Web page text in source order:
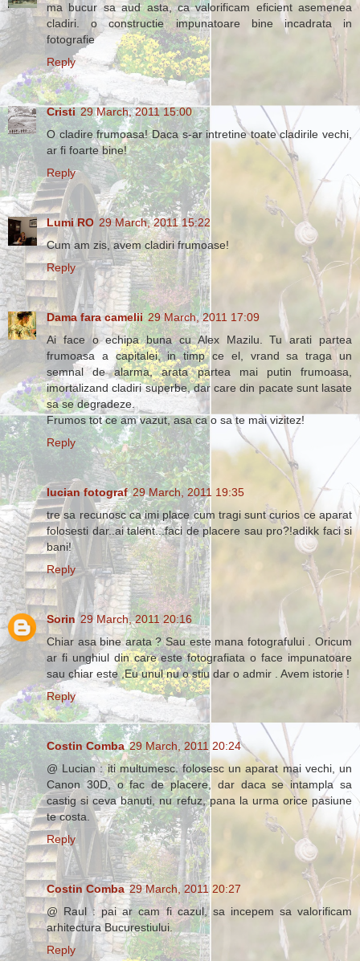
ma bucur sa aud asta, ca valorificam eficient asemenea
cladiri. o constructie impunatoare bine incadrata in
fotografie
Reply
Cristi 29 March, 2011 15:00
O cladire frumoasa! Daca s-ar intretine toate cladirile vechi,
ar fi foarte bine!
Reply
Lumi RO 29 March, 2011 15:22
Cum am zis, avem cladiri frumoase!
Reply
Dama fara camelii 29 March, 2011 17:09
Ai face o echipa buna cu Alex Mazilu. Tu arati partea
frumoasa a capitalei, in timp ce el, vrand sa traga un
semnal de alarma, arata partea mai putin frumoasa,
imortalizand cladiri superbe, dar care din pacate sunt lasate
sa se degradeze.
Frumos tot ce am vazut, asa ca o sa te mai vizitez!
Reply
lucian fotograf 29 March, 2011 19:35
tre sa recunosc ca imi place cum tragi sunt curios ce aparat
folosesti dar..ai talent...faci de placere sau pro?!adikk faci si
bani!
Reply
Sorin 29 March, 2011 20:16
Chiar asa bine arata ? Sau este mana fotografului . Oricum
ar fi unghiul din care este fotografiata o face impunatoare
sau chiar este ,Eu unul nu o stiu dar o admir . Avem istorie !
Reply
Costin Comba 29 March, 2011 20:24
@ Lucian : iti multumesc. folosesc un aparat mai vechi, un
Canon 30D, o fac de placere, dar daca se intampla sa
castig si ceva banuti, nu refuz, pana la urma orice pasiune
te costa.
Reply
Costin Comba 29 March, 2011 20:27
@ Raul : pai ar cam fi cazul, sa incepem sa valorificam
arhitectura Bucurestiului.
Reply